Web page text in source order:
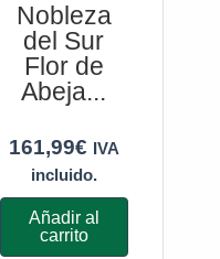
Nobleza
del Sur
Flor de
Abeja...
161,99€ IVA
incluido.
Añadir al
carrito